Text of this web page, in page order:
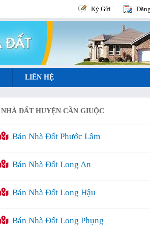
Ký Gửi
LIÊN HỆ
NHÀ ĐẤT HUYỆN CẦN GIUỘC
Bán Nhà Đất Phước Lâm
Bán Nhà Đất Long An
Bán Nhà Đất Long Hậu
Bán Nhà Đất Long Phụng